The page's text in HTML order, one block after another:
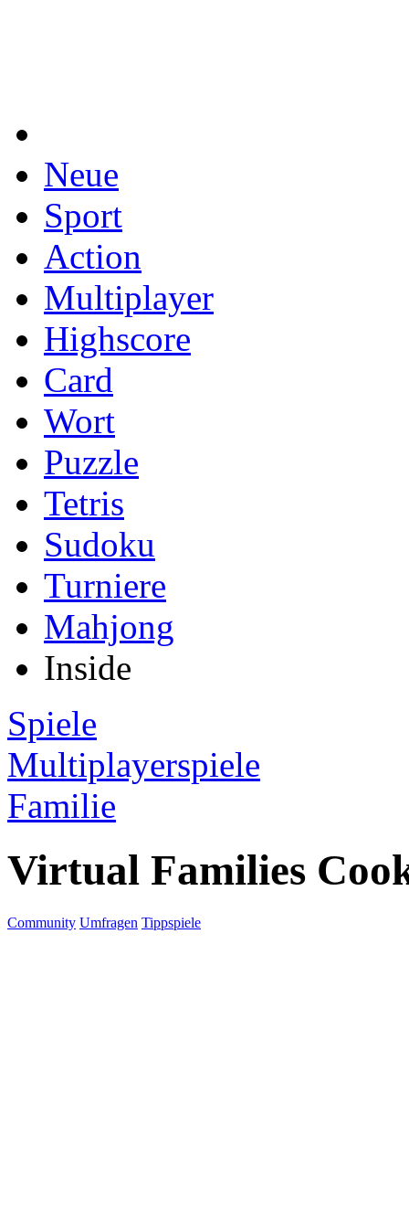
Neue
Sport
Action
Multiplayer
Highscore
Card
Wort
Puzzle
Tetris
Sudoku
Turniere
Mahjong
Inside
Spiele
Multiplayerspiele
Familie
Virtual Families
Community Umfragen Tippspiele